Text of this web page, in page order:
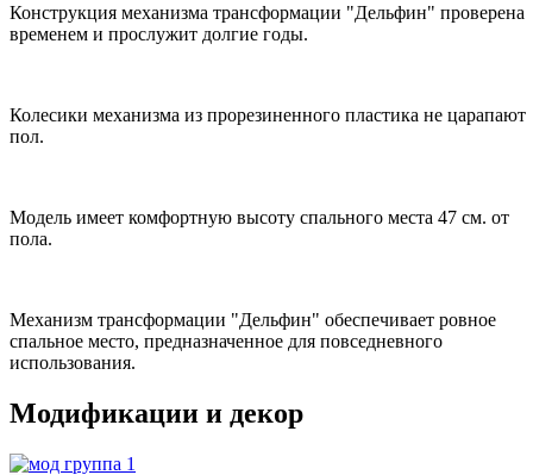
Конструкция механизма трансформации "Дельфин" проверена
временем и прослужит долгие годы.
Колесики механизма из прорезиненного пластика не царапают
пол.
Модель имеет комфортную высоту спального места 47 см. от
пола.
Механизм трансформации "Дельфин" обеспечивает ровное
спальное место, предназначенное для повседневного
использования.
Модификации и декор